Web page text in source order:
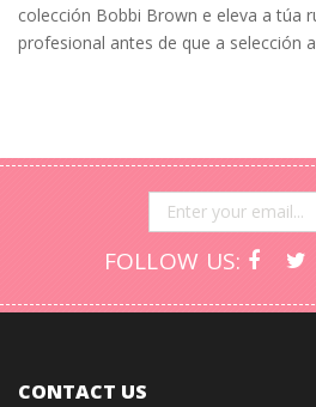
colección Bobbi Brown e eleva a túa
profesional antes de que a selección
FOLLOW US:
CONTACT US